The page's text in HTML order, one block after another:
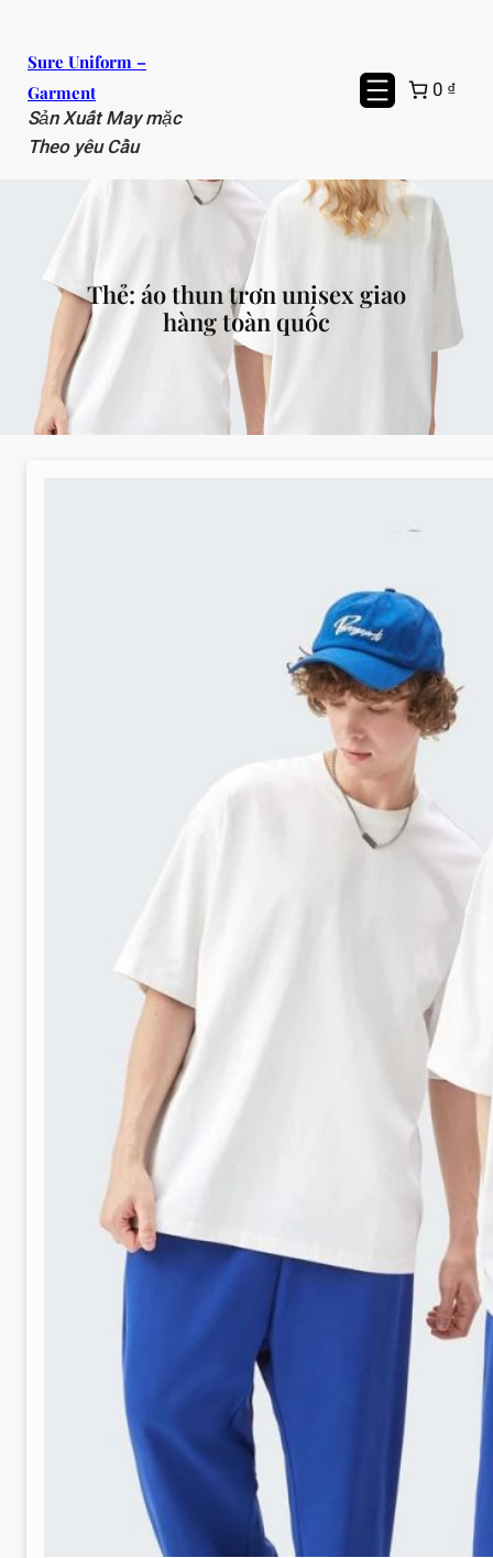
phần
dung
Sure Uniform –
Garment
Sản Xuất May mặc
Theo yêu Cầu
0 ₫
Thẻ: áo thun trơn unisex giao
hàng toàn quốc